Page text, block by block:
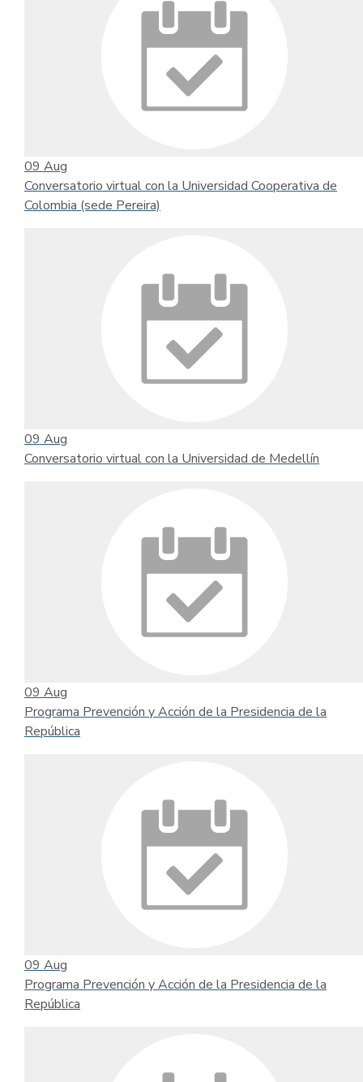
09 Aug
Conversatorio virtual con la Universidad Cooperativa de
Colombia (sede Pereira)
09 Aug
Conversatorio virtual con la Universidad de Medellín
09 Aug
Programa Prevención y Acción de la Presidencia de la
República
09 Aug
Programa Prevención y Acción de la Presidencia de la
República